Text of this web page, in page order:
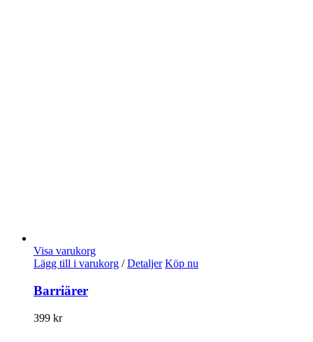
Visa varukorg
Lägg till i varukorg / Detaljer Köp nu
Barriärer
399 kr